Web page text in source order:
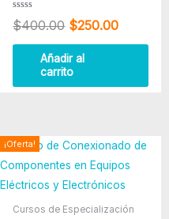
Valorado
con
de
$400.00 $250.00
Añadir al
carrito
¡Oferta!
Cursos de Especialización
El
precio
original
era:
$500.00.
El
precio
es: